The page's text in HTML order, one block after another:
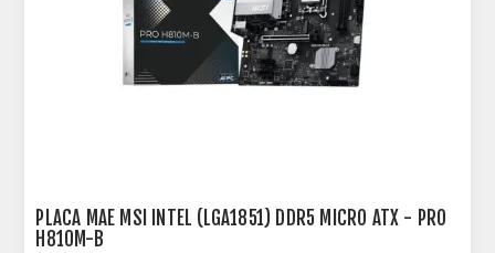
PLACA MAE MSI INTEL (LGA1851) DDR5 MICRO ATX - PRO
H810M-B